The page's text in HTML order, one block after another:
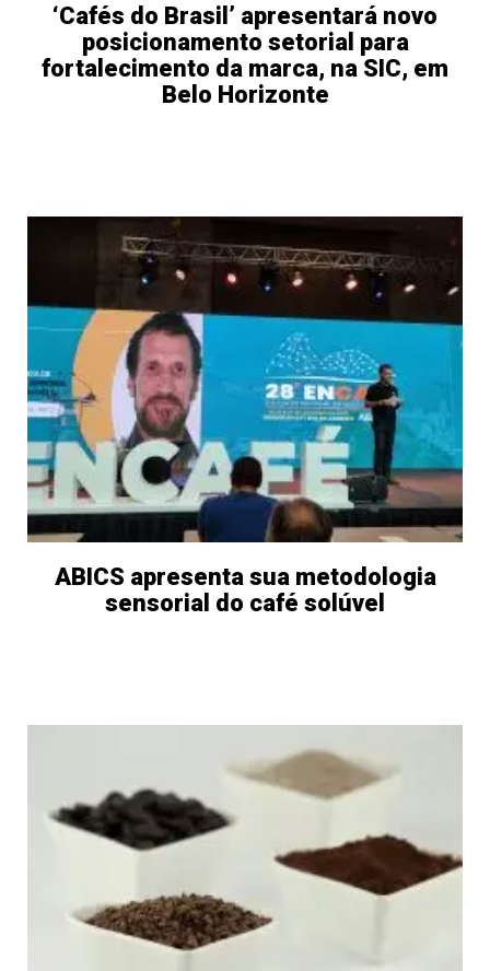
‘Cafés do Brasil’ apresentará novo
posicionamento setorial para
fortalecimento da marca, na SIC, em
Belo Horizonte
ABICS apresenta sua metodologia
sensorial do café solúvel